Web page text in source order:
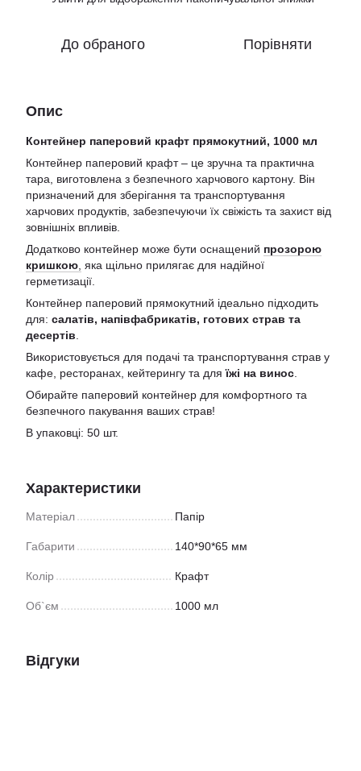
До обраного Порівняти
Опис
Контейнер паперовий крафт прямокутний, 1000 мл
Контейнер паперовий крафт – це зручна та практична
тара, виготовлена з безпечного харчового картону. Він
призначений для зберігання та транспортування
харчових продуктів, забезпечуючи їх свіжість та захист від
зовнішніх впливів.
Додатково контейнер може бути оснащений прозорою
кришкою яка щільно прилягає для надійної
герметизації.
Контейнер паперовий прямокутний ідеально підходить
для: салатів, напівфабрикатів, готових страв та
десертів
Використовується для подачі та транспортування страв у
кафе, ресторанах, кейтерингу та дляїжі на винос
Обирайте паперовий контейнер для комфортного та
безпечного пакування ваших страв!
В упаковці: 50 шт.
Характеристики
Матеріал Папір
Габарити 140*90*65 мм
Колір Крафт
Об`єм 1000 мл
Відгуки